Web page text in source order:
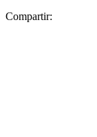
Compartir: